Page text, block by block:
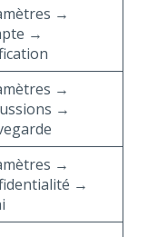
→
→
→
→
→
→